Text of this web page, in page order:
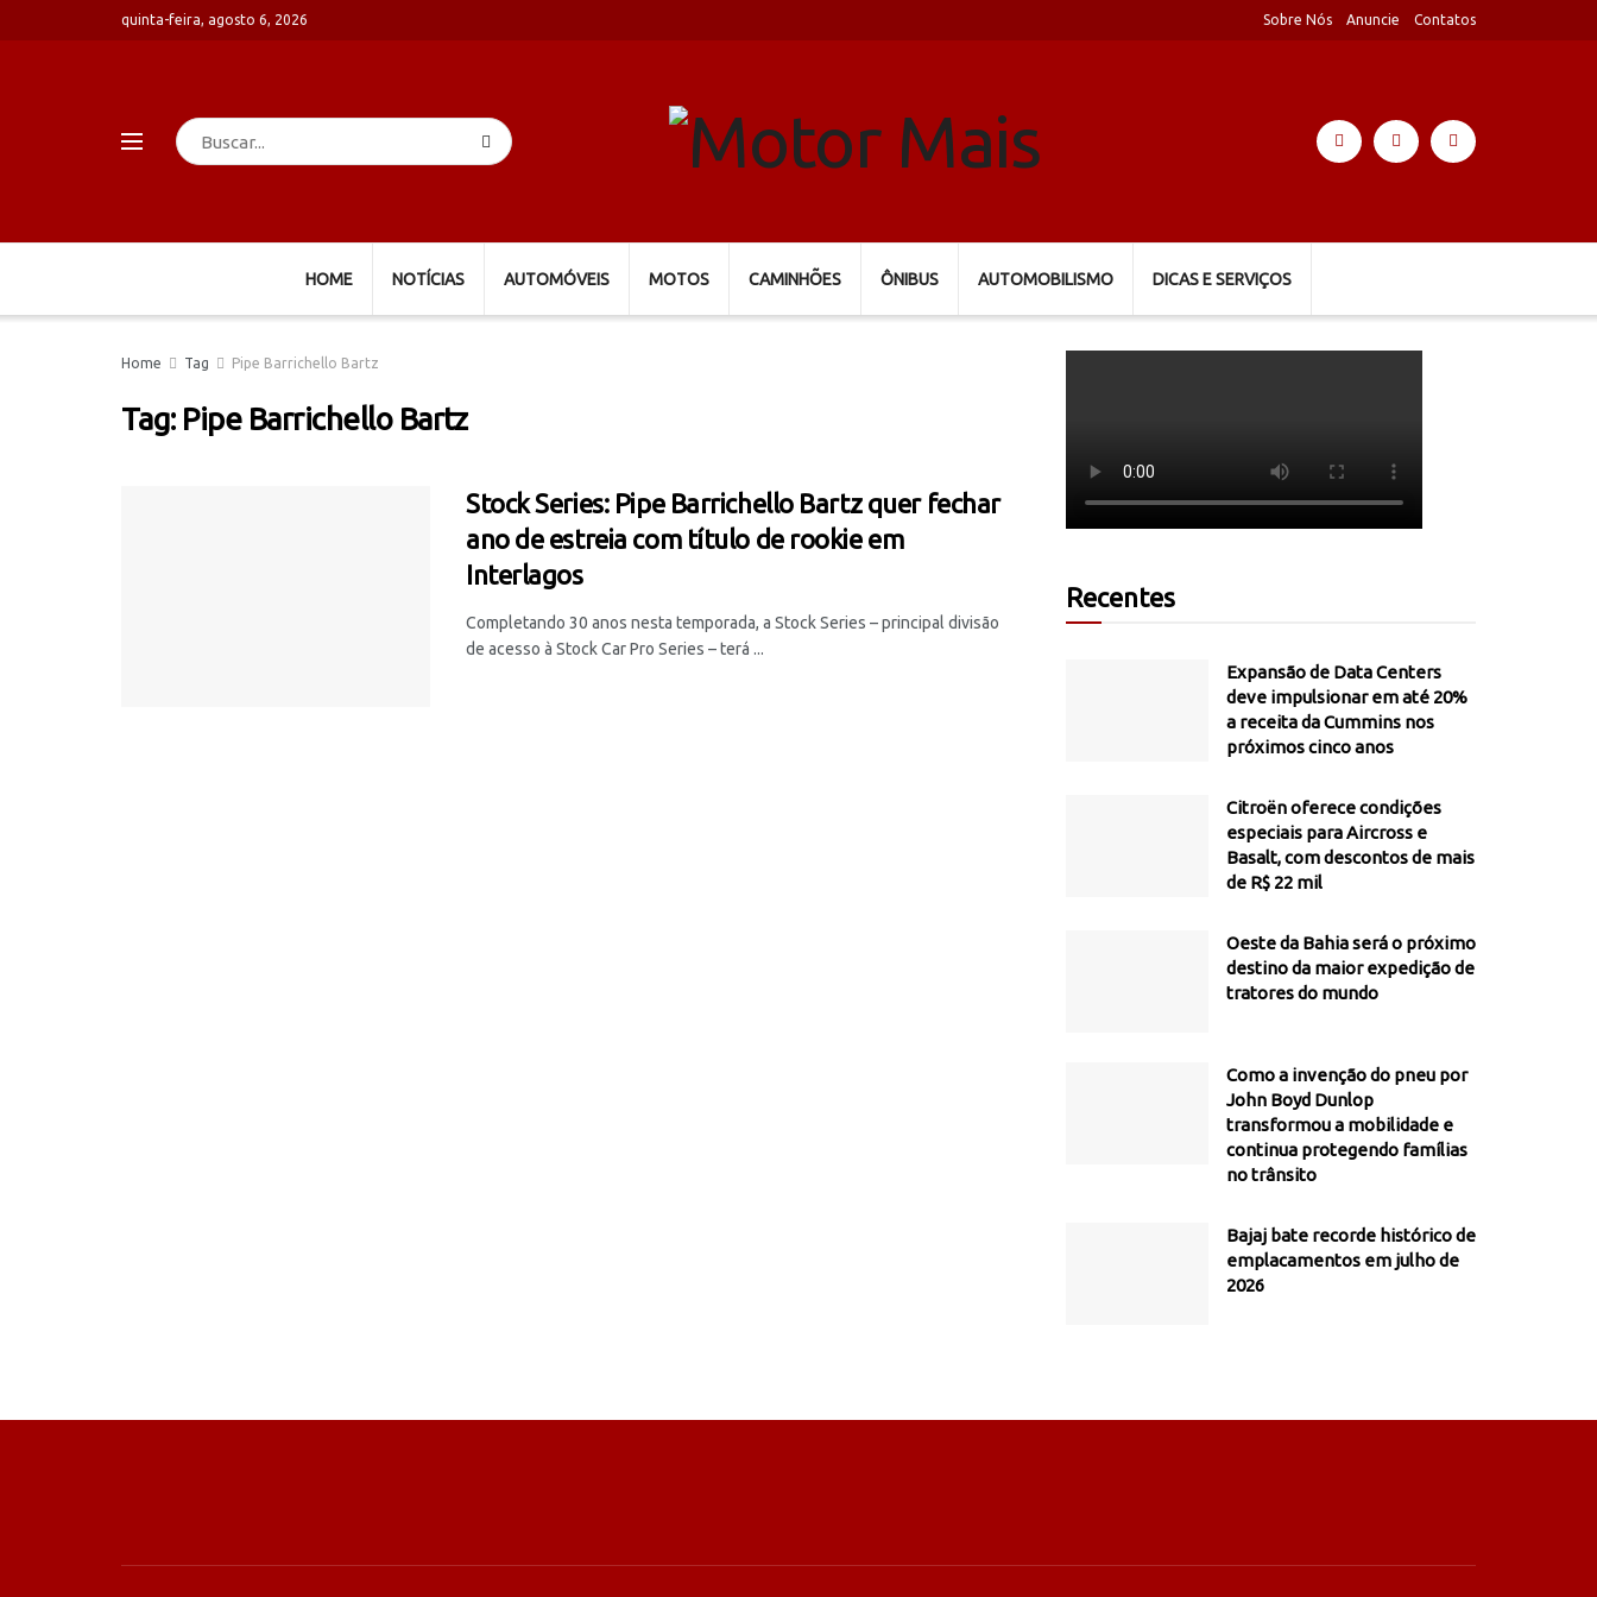
quinta-feira, agosto 6, 2026 Sobre Nós Anuncie Contatos
HOME NOTÍCIAS AUTOMÓVEIS MOTOS CAMINHÕES ÔNIBUS AUTOMOBILISMO DICAS E SERVIÇOS
Home Tag Pipe Barrichello Bartz
Tag: Pipe Barrichello Bartz
Stock Series: Pipe Barrichello Bartz quer fechar
ano de estreia com título de rookie em
Interlagos
Completando 30 anos nesta temporada, a Stock Series – principal divisão
de acesso à Stock Car Pro Series – terá ...
Recentes
Expansão de Data Centers
deve impulsionar em até 20%
a receita da Cummins nos
próximos cinco anos
Citroën oferece condições
especiais para Aircross e
Basalt, com descontos de mais
de R$ 22 mil
Oeste da Bahia será o próximo
destino da maior expedição de
tratores do mundo
Como a invenção do pneu por
John Boyd Dunlop
transformou a mobilidade e
continua protegendo famílias
no trânsito
Bajaj bate recorde histórico de
emplacamentos em julho de
2026